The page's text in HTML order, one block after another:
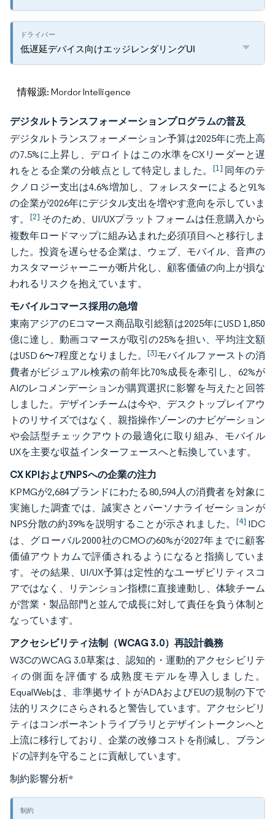
低遅延デバイス向けエッジレンダリングUI
情報源: Mordor Intelligence
デジタルトランスフォーメーションプログラムの普及
デジタルトランスフォーメーション予算は2025年に売上高
の7.5%に上昇し、デロイトはこの水準をCXリーダーと遅
れをとる企業の分岐点として特定しました。 [1] 同年のテ
クノロジー支出は4.6%増加し、フォレスターによると91%
の企業が2026年にデジタル支出を増やす意向を示していま
す。 [2] そのため、UI/UXプラットフォームは任意購入から
複数年ロードマップに組み込まれた必須項目へと移行しま
した。投資を遅らせる企業は、ウェブ、モバイル、音声の
カスタマージャーニーが断片化し、顧客価値の向上が損な
われるリスクを抱えています。
モバイルコマース採用の急増
東南アジアのEコマース商品取引総額は2025年にUSD 1,850
億に達し、動画コマースが取引の25%を担い、平均注文額
はUSD 6〜7程度となりました。 [3]モバイルファーストの消
費者がビジュアル検索の前年比70%成長を牽引し、62%が
AIのレコメンデーションが購買選択に影響を与えたと回答
しました。デザインチームは今や、デスクトップレイアウ
トのリサイズではなく、親指操作ゾーンのナビゲーション
や会話型チェックアウトの最適化に取り組み、モバイル
UXを主要な収益インターフェースへと転換しています。
CX KPIおよびNPSへの企業の注力
KPMGが2,684ブランドにわたる80,594人の消費者を対象に
実施した調査では、誠実さとパーソナライゼーションが
NPS分散の約39%を説明することが示されました。 [4] IDC
は、グローバル2000社のCMOの60%が2027年までに顧客
価値アウトカムで評価されるようになると指摘していま
す。その結果、UI/UX予算は定性的なユーザビリティスコ
アではなく、リテンション指標に直接連動し、体験チーム
が営業・製品部門と並んで成長に対して責任を負う体制と
なっています。
アクセシビリティ法制（WCAG 3.0）再設計義務
W3CのWCAG 3.0草案は、認知的・運動的アクセシビリテ
ィの側面を評価する成熟度モデルを導入しました。
EqualWebは、非準拠サイトがADAおよびEUの規制の下で
法的リスクにさらされると警告しています。アクセシビリ
ティはコンポーネントライブラリとデザイントークンへと
上流に移行しており、企業の改修コストを削減し、ブラン
ドの評判を守ることに貢献しています。
制約影響分析*